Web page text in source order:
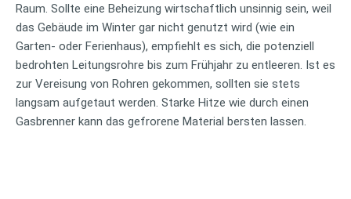
Raum. Sollte eine Beheizung wirtschaftlich unsinnig sein, weil
das Gebäude im Winter gar nicht genutzt wird (wie ein
Garten- oder Ferienhaus), empfiehlt es sich, die potenziell
bedrohten Leitungsrohre bis zum Frühjahr zu entleeren. Ist es
zur Vereisung von Rohren gekommen, sollten sie stets
langsam aufgetaut werden. Starke Hitze wie durch einen
Gasbrenner kann das gefrorene Material bersten lassen.